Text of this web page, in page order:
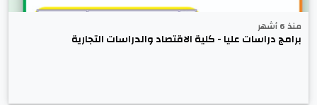
منذ 6 أشهر
برامج دراسات عليا - كلية الاقتصاد والدراسات التجارية